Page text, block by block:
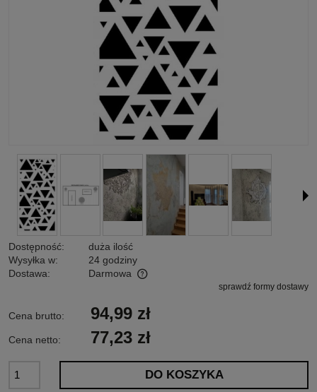
Dostępność:
duża ilość
Wysyłka w:
24 godziny
Dostawa:
Darmowa
Cena nie zawiera ewentualnych kosztów płatnościsprawdź formy dostawy
Cena brutto: 94,99 zł
Cena netto: 77,23 zł
DO KOSZYKA